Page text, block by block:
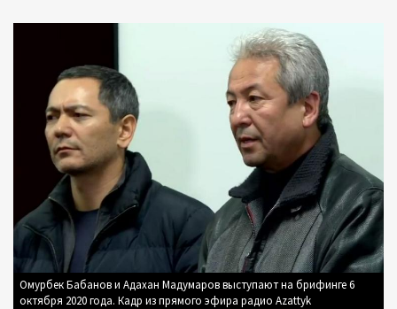
Омурбек Бабанов и Адахан Мадумаров выступают на брифинге 6
октября 2020 года. Кадр из прямого эфира радио Azattyk